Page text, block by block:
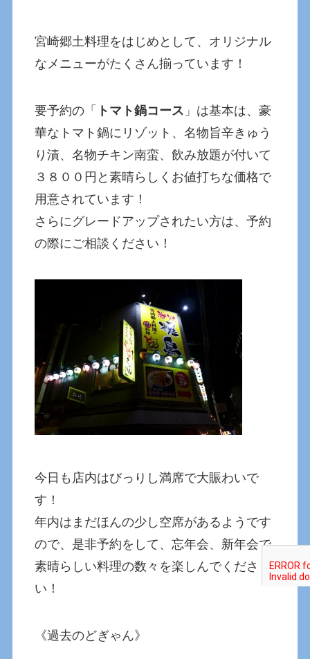
宮崎郷土料理をはじめとして、オリジナル
なメニューがたくさん揃っています！
要予約の「 トマト鍋コース 」は基本は、豪
華なトマト鍋にリゾット、名物旨辛きゅう
り漬、名物チキン南蛮、飲み放題が付いて
３８００円と素晴らしくお値打ちな価格で
用意されています！
さらにグレードアップされたい方は、予約
の際にご相談ください！
今日も店内はびっりし満席で大賑わいで
す！
年内はまだほんの少し空席があるようです
ので、是非予約をして、忘年会、新年会で
素晴らしい料理の数々を楽しんでくださ
い！
《過去のどぎゃん》